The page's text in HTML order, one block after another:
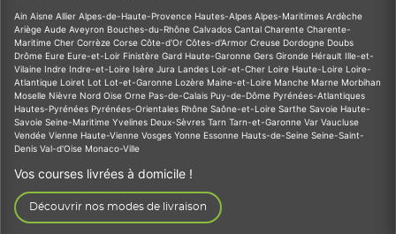
Ain Aisne Allier Alpes-de-Haute-Provence Hautes-Alpes Alpes-Maritimes Ardèche
Ariège Aude Aveyron Bouches-du-Rhône Calvados Cantal Charente Charente-
Maritime Cher Corrèze Corse Côte-d'Or Côtes-d'Armor Creuse Dordogne Doubs
Drôme Eure Eure-et-Loir Finistère Gard Haute-Garonne Gers Gironde Hérault Ille-et-
Vilaine Indre Indre-et-Loire Isère Jura Landes Loir-et-Cher Loire Haute-Loire Loire-
Atlantique Loiret Lot Lot-et-Garonne Lozère Maine-et-Loire Manche Marne Morbihan
Moselle Nièvre Nord Oise Orne Pas-de-Calais Puy-de-Dôme Pyrénées-Atlantiques
Hautes-Pyrénées Pyrénées-Orientales Rhône Saône-et-Loire Sarthe Savoie Haute-
Savoie Seine-Maritime Yvelines Deux-Sèvres Tarn Tarn-et-Garonne Var Vaucluse
Vendée Vienne Haute-Vienne Vosges Yonne Essonne Hauts-de-Seine Seine-Saint-
Denis Val-d'Oise Monaco-Ville
Vos courses livrées à domicile !
Découvrir nos modes de livraison